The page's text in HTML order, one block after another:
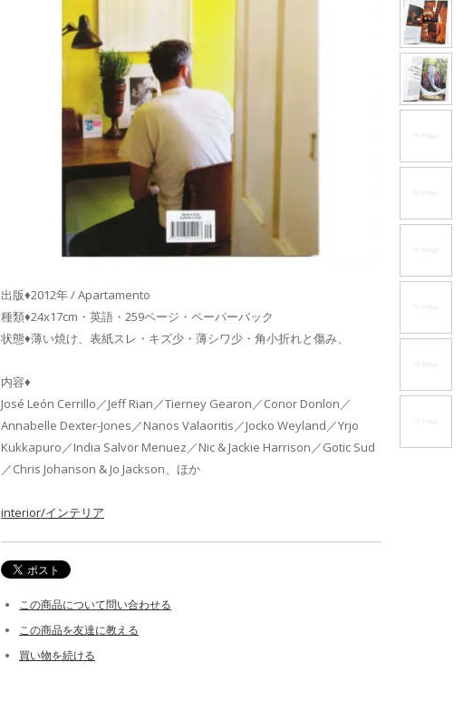
出版♦2012年 / Apartamento
種類♦24x17cm・英語・259ページ・ペーパーバック
状態♦薄い焼け、表紙スレ・キズ少・薄シワ少・角小折れと傷み、
内容♦
José León Cerrillo／Jeff Rian／Tierney Gearon／Conor Donlon／
Annabelle Dexter-Jones／Nanos Valaoritis／Jocko Weyland／Yrjo
Kukkapuro／India Salvör Menuez／Nic & Jackie Harrison／Gotic Sud
／Chris Johanson & Jo Jackson、ほか
interior/インテリア
この商品について問い合わせる
この商品を友達に教える
買い物を続ける